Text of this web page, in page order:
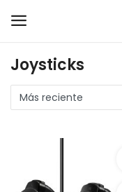
ACCESORIOS
AUDIO
Joysticks